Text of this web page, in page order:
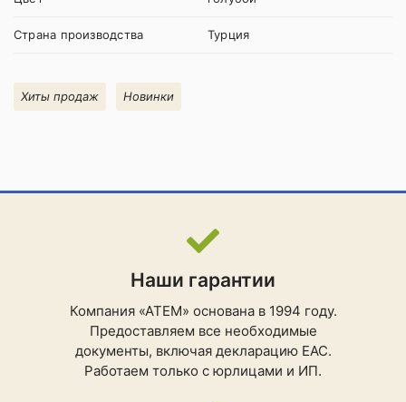
Страна производства Турция
Хиты продаж Новинки
Наши гарантии
Компания «АТЕМ» основана в 1994 году.
Предоставляем все необходимые
документы, включая декларацию ЕАС.
Работаем только с юрлицами и ИП.